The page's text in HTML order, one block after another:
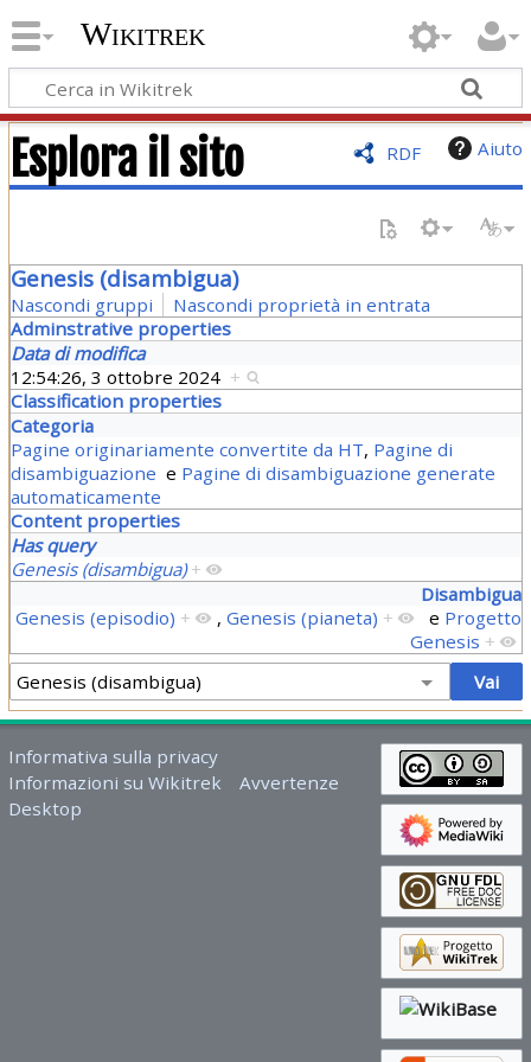
Wikitrek
RDF Aiuto
Esplora il sito
Genesis (disambigua)
Nascondi gruppi
Nascondi proprietà in entrata
Adminstrative properties
Data di modifica
12:54:26, 3 ottobre 2024 +
Classification properties
Categoria
Pagine originariamente convertite da HT, Pagine di
disambiguazione e Pagine di disambiguazione generate
automaticamente
Content properties
Has query
Genesis (disambigua) +
Disambigua
Genesis (episodio) + ,Genesis (pianeta) + e Progetto
Genesis +
Informativa sulla privacy
Informazioni su Wikitrek
Avvertenze
Desktop